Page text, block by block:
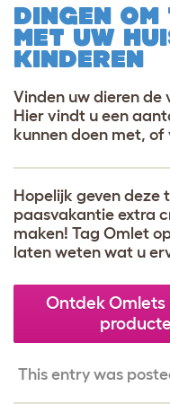
DINGEN OM
MET UW
KINDEREN
Vinden uw dieren
Hier vindt u een
kunnen doen met, of
Hopelijk geven deze
paasvakantie extra
maken! Tag Omlet
laten weten wat u
Ontdek
This entry was